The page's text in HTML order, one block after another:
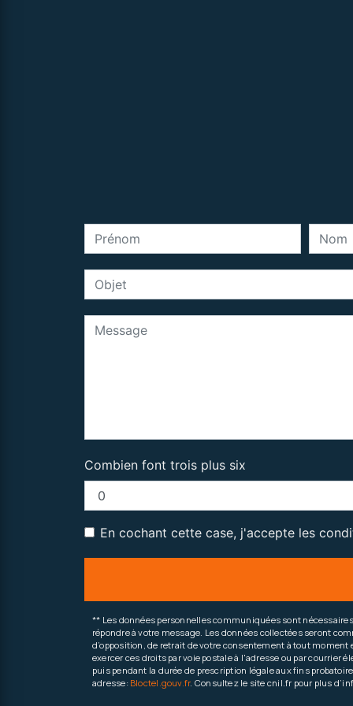
Combien font trois plus six
En cochant cette case, j'accepte les
** Les données personnelles communiquées sont
répondre à votre message. Les données collectées seront
d’opposition, de retrait de votre consentement à tout
exercer ces droits par voie postale à l'adresse ou par
puis pendant la durée de prescription légale aux fins
adresse: Bloctel.gouv.fr. Consultez le site cnil.fr pour plus